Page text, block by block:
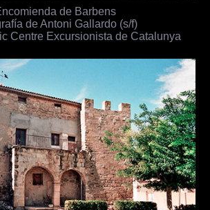
de Barbens
de Antoni Gallardo (s/f)
Centre Excursionista de Catalunya